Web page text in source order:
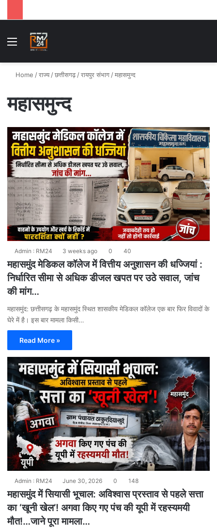
Menu
Home /राज्य /छत्तीसगढ़ /रायपुर संभाग /महासमुन्द
महासमुन्द
Admin : RM24 3 weeks ago 0 40
महासमुंद मेडिकल कॉलेज में वित्तीय अनुशासन की धज्जियां :
निर्धारित सीमा से अधिक डीजल खपत पर उठे सवाल, जांच
की मांग…
महासमुंद: छत्तीसगढ़ के महासमुंद स्थित शासकीय मेडिकल कॉलेज एक बार फिर विवादों के
घेरे में है। इस बार मामला किसी…
Read More »
Admin : RM24 June 30, 2026 0 148
महासमुंद में सियासी भूचाल: अविश्वास प्रस्ताव से पहले सत्ता
का ‘खूनी खेल’! अगवा किए गए पंच की यूपी में रहस्यमयी
मौत!…जाने पूरा मामला…